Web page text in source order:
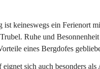
ist keineswegs ein Ferienort
Ruhe und
eines Bergdofes
sich auch besonders als